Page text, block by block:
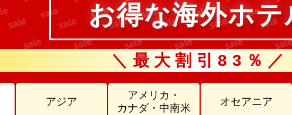
お得な海外ホテ
＼最大割引83％／
アジア
アメリカ・
カナダ・中南米
オセアニア